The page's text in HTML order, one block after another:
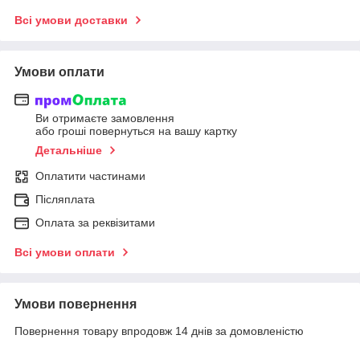
Всі умови доставки
Умови оплати
Ви отримаєте замовлення
або гроші повернуться на вашу картку
Детальніше
Оплатити частинами
Післяплата
Оплата за реквізитами
Всі умови оплати
Умови повернення
Повернення товару впродовж 14 днів за домовленістю